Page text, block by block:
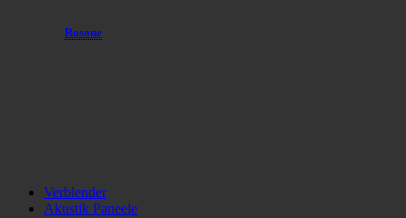
Rosone
Verblender
Akustik Paneele